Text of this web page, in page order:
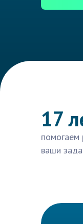
17
помогаем
ваши